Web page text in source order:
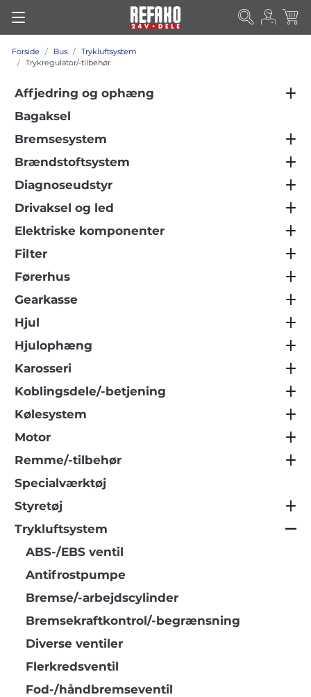
Forside Bus
Trykluftsystem
Trykregulator/-tilbehør
Affjedring og ophæng
Bagaksel
Bremsesystem
Brændstoftsystem
Diagnoseudstyr
Drivaksel og led
Elektriske komponenter
Filter
Førerhus
Gearkasse
Hjul
Hjulophæng
Karosseri
Koblingsdele/-betjening
Kølesystem
Motor
Remme/-tilbehør
Specialværktøj
Styretøj
Trykluftsystem
ABS-/EBS ventil
Antifrostpumpe
Bremse/-arbejdscylinder
Bremsekraftkontrol/-begrænsning
Diverse ventiler
Flerkredsventil
Fod-/håndbremseventil